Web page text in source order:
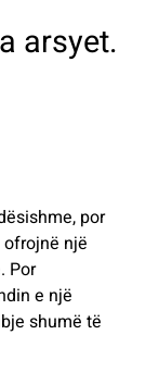
arsyet.
por
një
Por
e një
shumë të